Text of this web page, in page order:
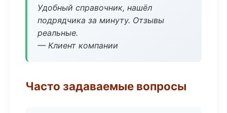
Удобный справочник, нашёл
подрядчика за минуту. Отзывы
реальные.
— Клиент компании
Часто задаваемые вопросы